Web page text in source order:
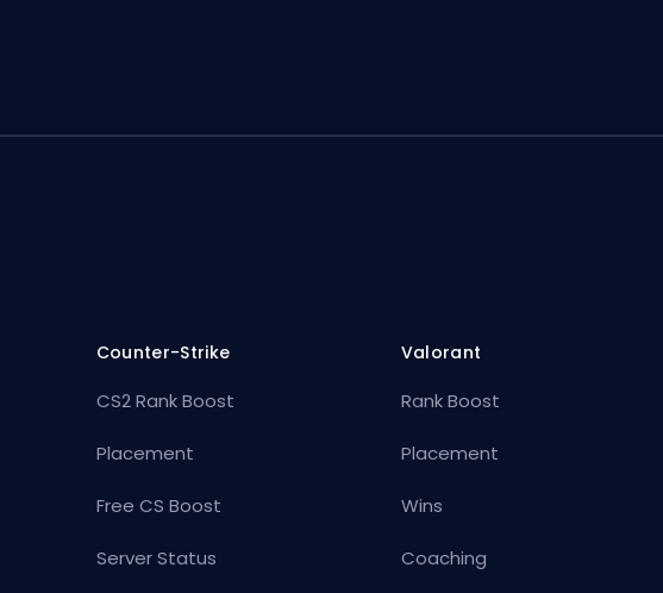
Counter-Strike
CS2 Rank Boost
Placement
Free CS Boost
Server Status
Valorant
Rank Boost
Placement
Wins
Coaching